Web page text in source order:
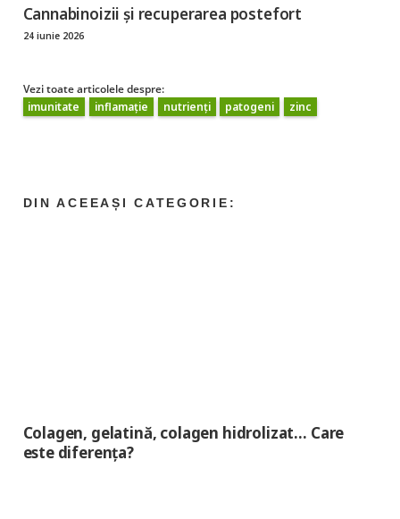
Cannabinoizii și recuperarea postefort
24 iunie 2026
Vezi toate articolele despre:
imunitate
inflamație nutrienți patogeni zinc
Colagen, gelatină, colagen hidrolizat… Care
este diferența?